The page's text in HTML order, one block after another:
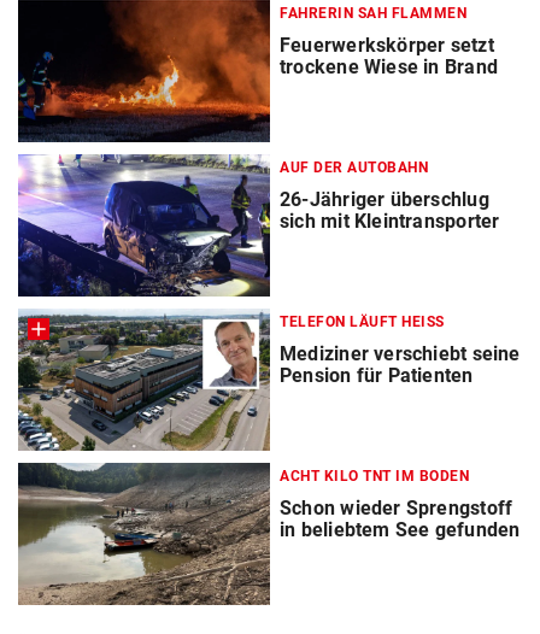
FAHRERIN SAH FLAMMEN
Feuerwerkskörper setzt
trockene Wiese in Brand
AUF DER AUTOBAHN
26-Jähriger überschlug
sich mit Kleintransporter
TELEFON LÄUFT HEISS
Mediziner verschiebt seine
Pension für Patienten
ACHT KILO TNT IM BODEN
Schon wieder Sprengstoff
in beliebtem See gefunden